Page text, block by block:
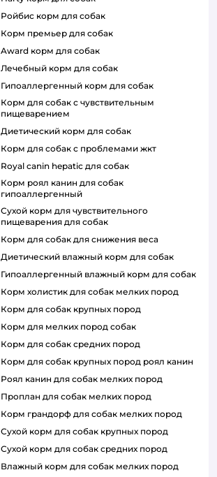
ройбис корм для собак
корм премьер для собак
award корм для собак
лечебный корм для собак
гипоаллергенный корм для собак
корм для собак с чувствительным
пищеварением
диетический корм для собак
корм для собак с проблемами жкт
royal canin hepatic для собак
корм роял канин для собак
гипоаллергенный
сухой корм для чувствительного
пищеварения для собак
корм для собак для снижения веса
диетический влажный корм для собак
гипоаллергенный влажный корм для собак
корм холистик для собак мелких пород
корм для собак крупных пород
корм для мелких пород собак
корм для собак средних пород
корм для собак крупных пород роял канин
роял канин для собак мелких пород
проплан для собак мелких пород
корм грандорф для собак мелких пород
сухой корм для собак крупных пород
сухой корм для собак средних пород
влажный корм для собак мелких пород